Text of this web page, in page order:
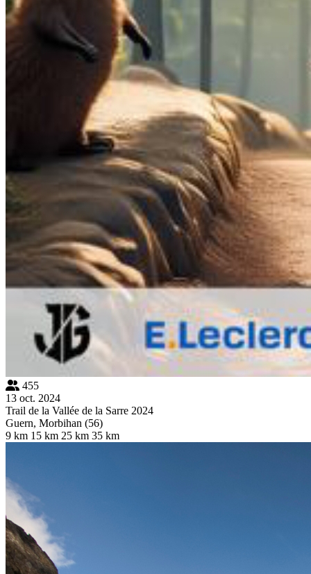
455
13 oct. 2024
Trail de la Vallée de la Sarre 2024
Guern, Morbihan (56)
9 km 15 km 25 km 35 km